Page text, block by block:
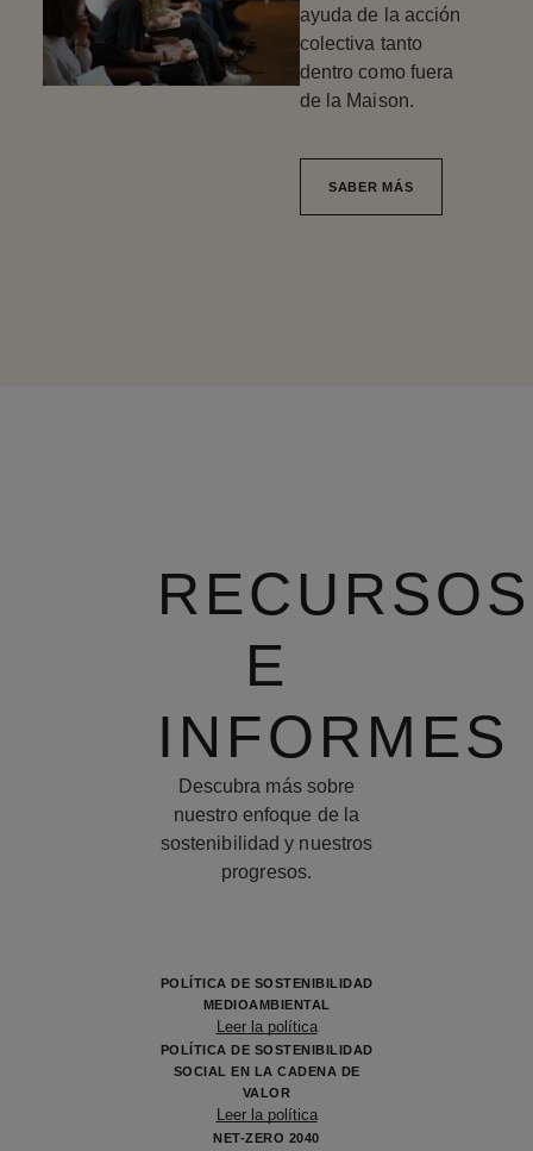
ayuda de la acción
colectiva tanto
dentro como fuera
de la Maison.
SABER MÁS
RECURSOS
E
INFORMES
Descubra más sobre
nuestro enfoque de la
sostenibilidad y nuestros
progresos.
POLÍTICA DE SOSTENIBILIDAD
MEDIOAMBIENTAL
Leer la política
POLÍTICA DE SOSTENIBILIDAD
SOCIAL EN LA CADENA DE
VALOR
Leer la política
NET-ZERO 2040